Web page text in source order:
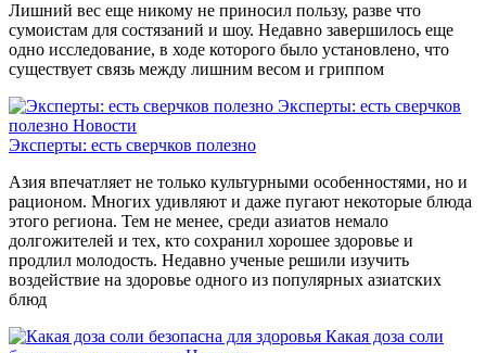
Лишний вес еще никому не приносил пользу, разве что
сумоистам для состязаний и шоу. Недавно завершилось еще
одно исследование, в ходе которого было установлено, что
существует связь между лишним весом и гриппом
Эксперты: есть сверчков
полезно Новости
Эксперты: есть сверчков полезно
Азия впечатляет не только культурными особенностями, но и
рационом. Многих удивляют и даже пугают некоторые блюда
этого региона. Тем не менее, среди азиатов немало
долгожителей и тех, кто сохранил хорошее здоровье и
продлил молодость. Недавно ученые решили изучить
воздействие на здоровье одного из популярных азиатских
блюд
Какая доза соли